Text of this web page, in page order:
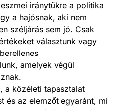
iránytűkre a politika
a hajósnak, aki nem
széljárás sem jó. Csak
választunk vagy
amelyek végül
a közéleti tapasztalat
és az elemzőt egyaránt, mi